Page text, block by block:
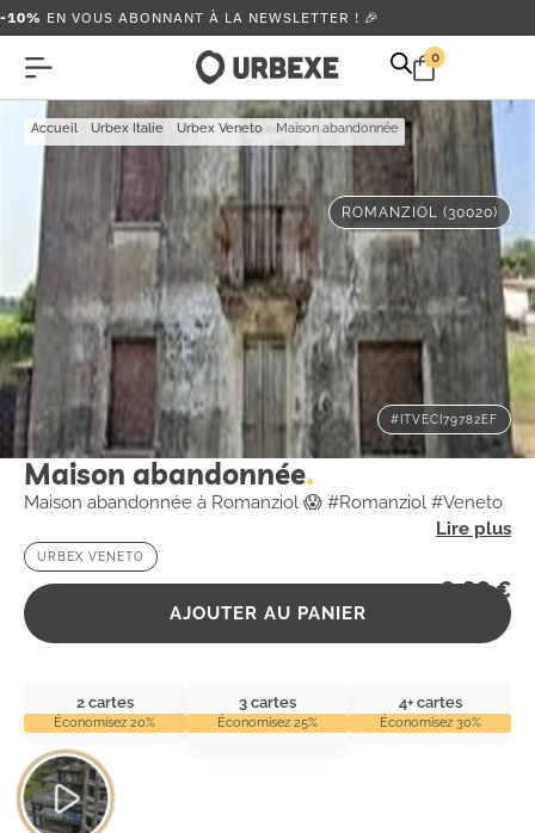
-10% EN VOUS ABONNANT À LA NEWSLETTER ! 🎉
0
Accueil - Urbex Italie - Urbex Veneto - Maison abandonnée
ROMANZIOL (30020)
#ITVECI79782EF
Maison abandonnée
Maison abandonnée à Romanziol 😱 #Romanziol #Veneto
URBEX VENETO
2,99€
AJOUTER AU PANIER
2 cartes
Économisez 20%
3 cartes
Économisez 25%
4+ cartes
Économisez 30%